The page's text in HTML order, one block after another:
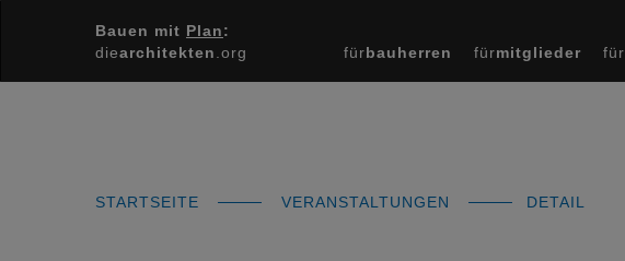
Bauen mit Plan:
diearchitekten .org fürbauherren fürmitglieder für
STARTSEITE VERANSTALTUNGEN DETAIL